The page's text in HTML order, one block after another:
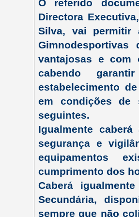
O referido
Directora
Silva, vai permitir
vantajosas e com
cabendo
estabelecimento
em condições de
seguintes.
Igualmente
segurança e
equipamentos
cumprimento dos
Caberá
Secundária,
sempre que não